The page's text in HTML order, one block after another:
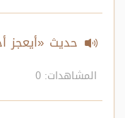
حديث
ألف حسنة..»
المشاهدات: 0